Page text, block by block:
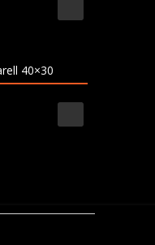
40×30